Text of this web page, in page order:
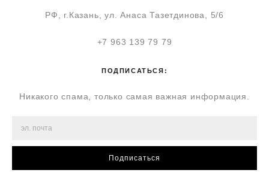
РФ, г.Казань, ул. Анаса Тазетдинова, 5/6
+7 963 139 79 79
ПОДПИСАТЬСЯ:
Никакого спама, только самая важная информация.
Подписаться